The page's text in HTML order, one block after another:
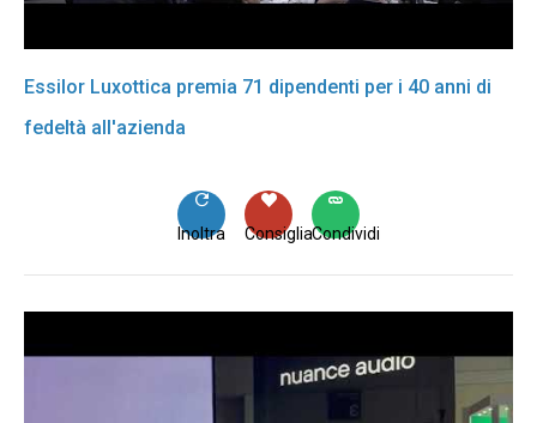
Essilor Luxottica premia 71 dipendenti per i 40 anni di
fedeltà all'azienda
Condividi
Consiglia
Inoltra